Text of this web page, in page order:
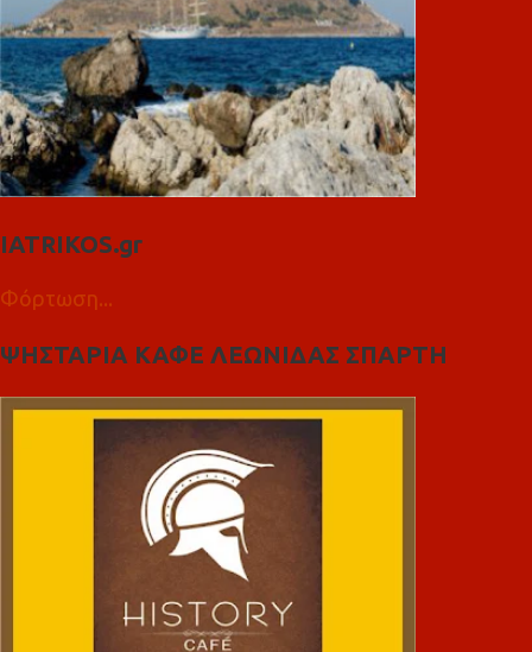
IATRIKOS.gr
Φόρτωση...
ΨΗΣΤΑΡΙΑ ΚΑΦΕ ΛΕΩΝΙΔΑΣ ΣΠΑΡΤΗ